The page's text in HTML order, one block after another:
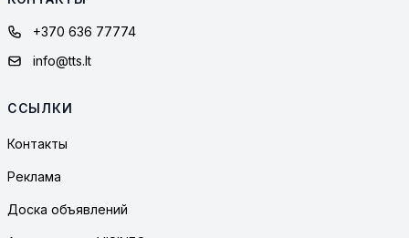
+370 636 77774
info@tts.lt
ССЫЛКИ
Контакты
Реклама
Доска объявлений